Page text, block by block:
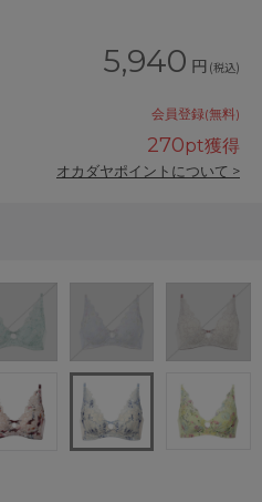
5,940 円 (税込)
会員登録(無料)
270pt獲得
オカダヤポイントについて >